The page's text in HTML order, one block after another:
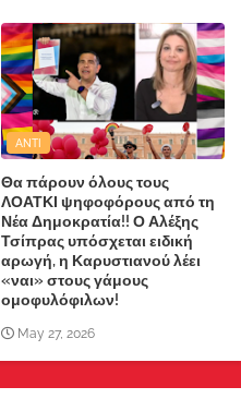
ANTI
Θα πάρουν όλους τους
ΛΟΑΤΚΙ ψηφοφόρους από τη
Νέα Δημοκρατία!! Ο Αλέξης
Τσίπρας υπόσχεται ειδική
αρωγή, η Καρυστιανού λέει
«ναι» στους γάμους
ομοφυλόφιλων!
May 27, 2026